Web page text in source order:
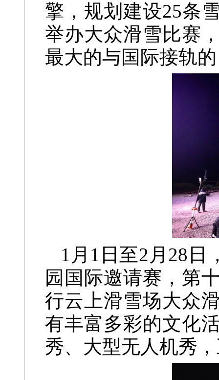
擎， 规划建设25条
举办大众滑雪比赛
最大的与国际接轨的
1月1日至2月28日
园国际邀请赛， 第
行云上滑雪场大众
有丰富多彩的文化
秀、大型无人机秀，